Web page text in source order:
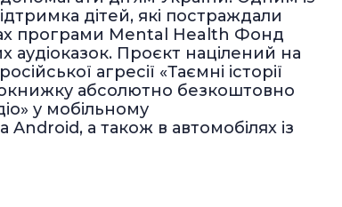
дітей, які постраждали
програми Mental Health Фонд
аудіоказок. Проєкт націлений на
агресії «Таємні історії
абсолютно безкоштовно
у мобільному
Android, а також в автомобілях із